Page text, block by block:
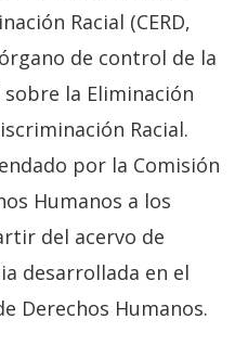
Racial (CERD,
de control de la
la Eliminación
Racial.
por la Comisión
Humanos a los
del acervo de
desarrollada en el
Derechos Humanos.